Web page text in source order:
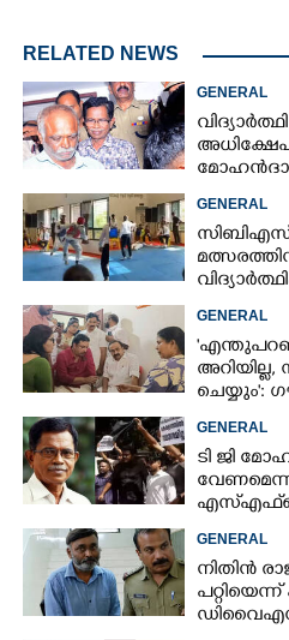
RELATED NEWS
GENERAL
അധിക്ഷേപ
GENERAL
ചെയ്‌ത്
GENERAL
അറിയില്ല,
ചെയ്യും':
GENERAL
ടി ജി
എസ്എഫ്ഐ
GENERAL
നിതിൻ